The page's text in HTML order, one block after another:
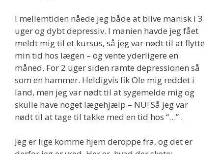
I mellemtiden nåede jeg både at blive manisk i 3
uger og dybt depressiv. I manien havde jeg fået
meldt mig til et kursus, så jeg var nødt til at flytte
min tid hos lægen – og vente yderligere en
måned. For 2 uger siden ramte depressionen så
som en hammer. Heldigvis fik Ole mig reddet i
land, men jeg var nødt til at sygemelde mig og
skulle have noget lægehjælp – NU! Så jeg var
nødt til at tage til takke med en tid hos “…” .
Jeg er lige komme hjem deroppe fra, og det er